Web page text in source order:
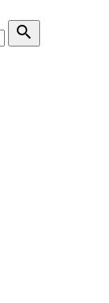
search